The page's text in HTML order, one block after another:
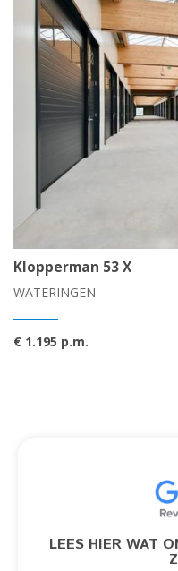
Klopperman 53 X
WATERINGEN
€ 1.195 p.m.
LEES HIER WAT